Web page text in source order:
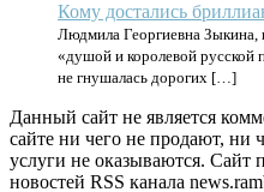
Кому достались
Людмила Георгиевна Зыкина,
«душой и королевой русской
не гнушалась дорогих […]
Данный сайт не является
сайте ни чего не продают, ни
услуги не оказываются. Сайт
новостей RSS канала